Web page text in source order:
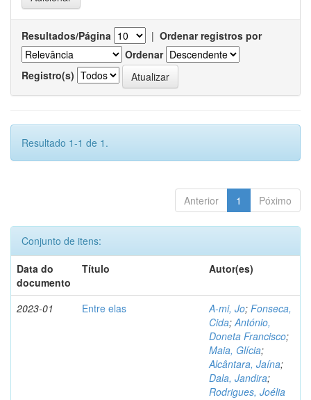
Resultados/Página | Ordenar registros por
Ordenar
Registro(s)
Resultado 1-1 de 1.
Anterior 1 Póximo
Conjunto de itens:
Data do
documento
Título Autor(es)
2023-01 Entre elas A-mi, Jo; Fonseca,
Cida;António,
Doneta Francisco;
Maia, Glícia;
Alcântara, Jaína;
Dala, Jandira;
Rodrigues, Joélia